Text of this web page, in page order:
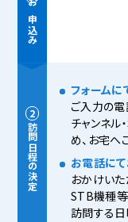
お申込み
訪問日程の決定
フォーム
ご入力の
チャンネル
め、お宅へ
お電話に
おかけいた
STB機種等
訪問する日